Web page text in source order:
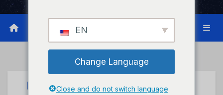
UNCATEGORIZED
EN
Change Language
Close and do not switch language